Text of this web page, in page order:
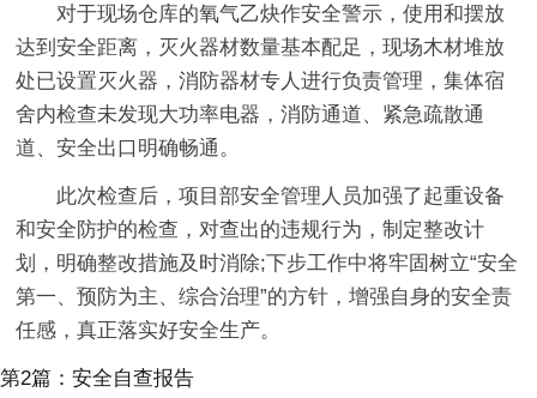
对于现场仓库的氧气乙炔作安全警示，使用和摆放
达到安全距离，灭火器材数量基本配足，现场木材堆放
处已设置灭火器，消防器材专人进行负责管理，集体宿
舍内检查未发现大功率电器，消防通道、紧急疏散通
道、安全出口明确畅通。
此次检查后，项目部安全管理人员加强了起重设备
和安全防护的检查，对查出的违规行为，制定整改计
划，明确整改措施及时消除;下步工作中将牢固树立“安全
第一、预防为主、综合治理”的方针，增强自身的安全责
任感，真正落实好安全生产。
第2篇：安全自查报告